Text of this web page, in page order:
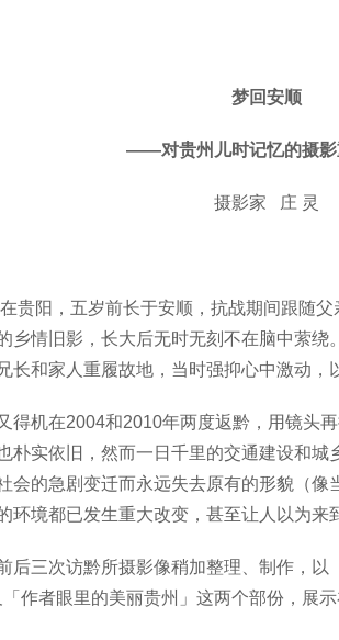
梦回安顺
——对贵州儿时记忆的摄影
摄影家 庄 灵
贵阳，五岁前长于安顺，抗战期间跟随
乡情旧影，长大后无时无刻不在脑中萦
长和家人重履故地，当时强抑心中激动，
得机在2004和2010年两度返黔，用镜头
朴实依旧，然而一日千里的交通建设和
会的急剧变迁而永远失去原有的形貌（像
环境都已发生重大改变，甚至让人以为来
后三次访黔所摄影像稍加整理、制作，
作者眼里的美丽贵州」这两个部份，展